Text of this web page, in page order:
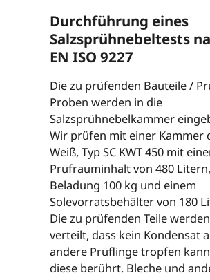
Durchführung eines
Salzsprühnebeltests
EN ISO 9227
Die zu prüfenden Bauteile /
Proben werden in die
Salzsprühnebelkammer
Wir prüfen mit einer Kammer
Weiß, Typ SC KWT 450 mit
Prüfrauminhalt von 480
Beladung 100 kg und einem
Solevorratsbehälter von 180
Die zu prüfenden Teile
verteilt, dass kein Kondensat
andere Prüflinge tropfen
diese berührt. Bleche und